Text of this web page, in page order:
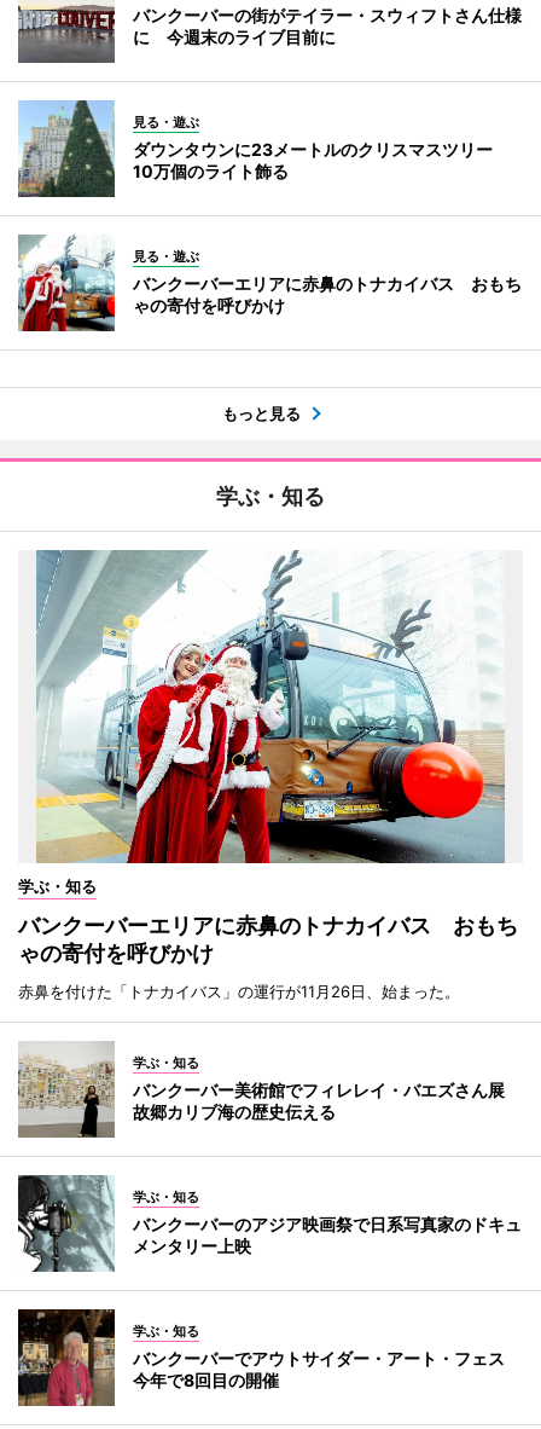
バンクーバーの街がテイラー・スウィフトさん仕様
に 今週末のライブ目前に
見る・遊ぶ
ダウンタウンに23メートルのクリスマスツリー
10万個のライト飾る
見る・遊ぶ
バンクーバーエリアに赤鼻のトナカイバス おもち
ゃの寄付を呼びかけ
もっと見る
学ぶ・知る
学ぶ・知る
バンクーバーエリアに赤鼻のトナカイバス おもち
ゃの寄付を呼びかけ
赤鼻を付けた「トナカイバス」の運行が11月26日、始まった。
学ぶ・知る
バンクーバー美術館でフィレレイ・バエズさん展
故郷カリブ海の歴史伝える
学ぶ・知る
バンクーバーのアジア映画祭で日系写真家のドキュ
メンタリー上映
学ぶ・知る
バンクーバーでアウトサイダー・アート・フェス
今年で8回目の開催